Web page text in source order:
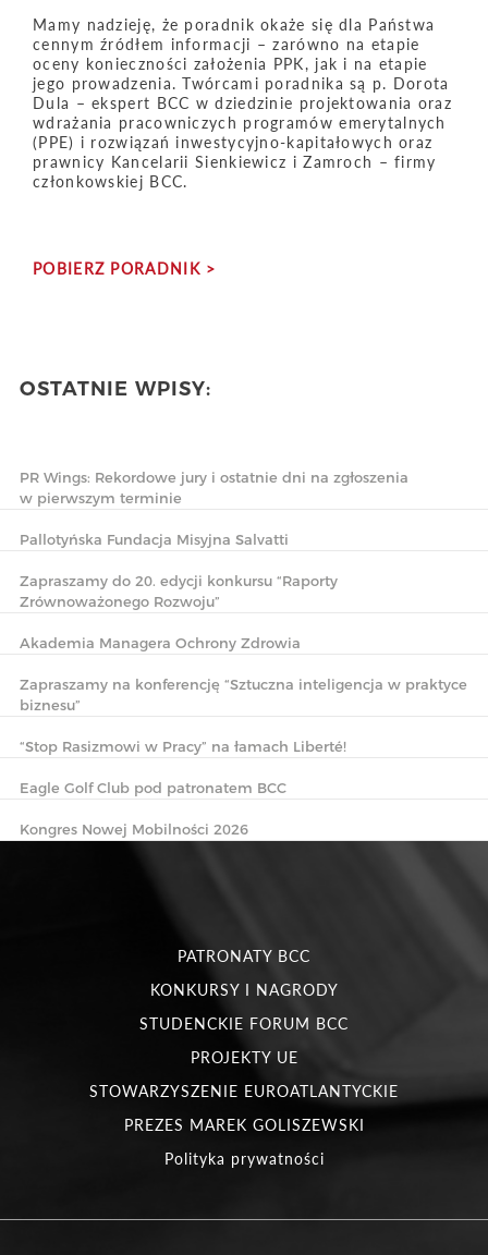
OSTATNIE WPISY:
PR Wings: Rekordowe jury i ostatnie dni na zgłoszenia
w pierwszym terminie
Pallotyńska Fundacja Misyjna Salvatti
Zapraszamy do 20. edycji konkursu “Raporty
Zrównoważonego Rozwoju”
Akademia Managera Ochrony Zdrowia
Zapraszamy na konferencję “Sztuczna inteligencja w praktyce
biznesu”
“Stop Rasizmowi w Pracy” na łamach Liberté!
Eagle Golf Club pod patronatem BCC
Kongres Nowej Mobilności 2026
Mamy nadzieję, że poradnik okaże się dla Państwa
cennym źródłem informacji – zarówno na etapie
oceny konieczności założenia PPK, jak i na etapie
jego prowadzenia. Twórcami poradnika są p. Dorota
Dula – ekspert BCC w dziedzinie projektowania oraz
wdrażania pracowniczych programów emerytalnych
(PPE) i rozwiązań inwestycyjno-kapitałowych oraz
prawnicy Kancelarii Sienkiewicz i Zamroch – firmy
członkowskiej BCC.
POBIERZ PORADNIK >
PATRONATY BCC
KONKURSY I NAGRODY
STUDENCKIE FORUM BCC
PROJEKTY UE
STOWARZYSZENIE EUROATLANTYCKIE
PREZES MAREK GOLISZEWSKI
Polityka prywatności